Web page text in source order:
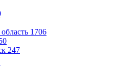
1706
247